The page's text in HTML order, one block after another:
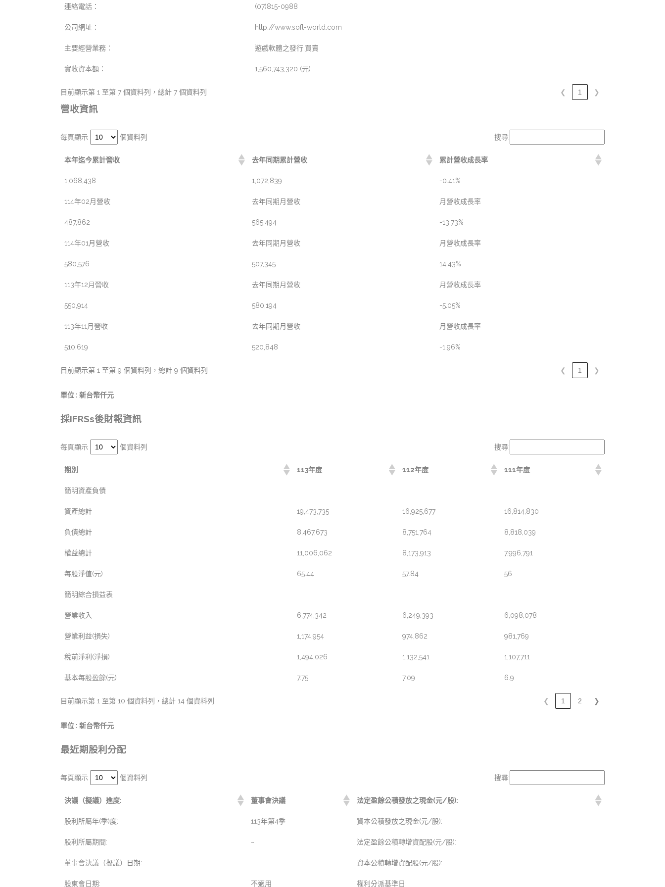
連絡電話： (07)815-0988
公司網址： http://www.soft-world.com
主要經營業務： 遊戲軟體之發行.買賣
實收資本額： 1,560,743,320 (元)
目前顯示第 1 至第 7 個資料列，總計 7 個資料列 ❮ 1 ❯
營收資訊
每頁顯示 個資料列 搜尋:
本年迄今累計營收 去年同期累計營收 累計營收成長率
1,068,438 1,072,839 -0.41%
114年02月營收 去年同期月營收 月營收成長率
487,862 565,494 -13.73%
114年01月營收 去年同期月營收 月營收成長率
580,576 507,345 14.43%
113年12月營收 去年同期月營收 月營收成長率
550,914 580,194 -5.05%
113年11月營收 去年同期月營收 月營收成長率
510,619 520,848 -1.96%
目前顯示第 1 至第 9 個資料列，總計 9 個資料列 ❮ 1 ❯
單位 : 新台幣仟元
採IFRSs後財報資訊
每頁顯示 個資料列 搜尋:
期別 113年度 112年度 111年度
簡明資產負債
資產總計 19,473,735 16,925,677 16,814,830
負債總計 8,467,673 8,751,764 8,818,039
權益總計 11,006,062 8,173,913 7,996,791
每股淨值(元) 65.44 57.84 56
簡明綜合損益表
營業收入 6,774,342 6,249,393 6,098,078
營業利益(損失) 1,174,954 974,862 981,769
稅前淨利(淨損) 1,494,026 1,132,541 1,107,711
基本每股盈餘(元) 7.75 7.09 6.9
目前顯示第 1 至第 10 個資料列，總計 14 個資料列 ❮ 1 2 ❯
單位 : 新台幣仟元
最近期股利分配
每頁顯示 個資料列 搜尋:
決議（擬議）進度: 董事會決議 法定盈餘公積發放之現金(元/股):
股利所屬年(季)度: 113年第4季 資本公積發放之現金(元/股):
股利所屬期間: ~ 法定盈餘公積轉增資配股(元/股):
董事會決議（擬議）日期: 資本公積轉增資配股(元/股):
股東會日期: 不適用 權利分派基準日: